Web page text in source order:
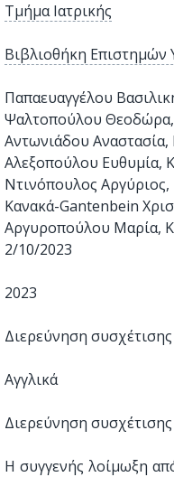
Τμήμα Ιατρικής
Βιβλιοθήκη Επιστημών
Παπαευαγγέλου
Ψαλτοπούλου Θεοδώρα,
Αντωνιάδου
Αλεξοπούλου Ευθυμία,
Ντινόπουλος
Κανακά-Gantenbein
Αργυροπούλου Μαρία,
2/10/2023
2023
Διερεύνηση
Αγγλικά
Διερεύνηση
Η συγγενής λοίμωξη